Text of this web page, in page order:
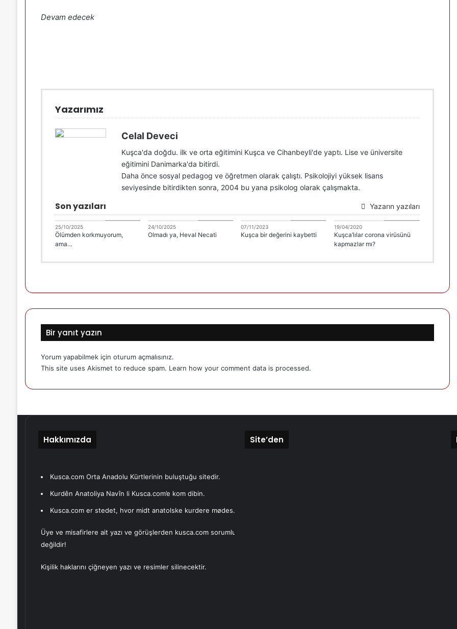
Devam edecek
Yazarımız
Celal Deveci
Kuşca'da doğdu. ilk ve orta eğitimini Kuşca ve Cihanbeyli'de yaptı. Lise ve üniversite
eğitimini Danimarka'da bitirdi.
Daha önce sosyal pedagog ve öğretmen olarak çalıştı. Psikolojiyi yüksek lisans
seviyesinde bitirdikten sonra, 2004 bu yana psikolog olarak çalışmakta.
Son yazıları Yazarın yazıları
Celal Deveci
25/10/2025
Ölümden korkmuyorum,
ama…
Celal Deveci
24/10/2025
Olmadı ya, Heval Necati
Celal Deveci
07/11/2023
Kuşca bir değerini kaybetti
Celal Deveci
19/04/2020
Kuşca’lılar corona virüsünü
kapmazlar mı?
Bir yanıt yazın
Yorum yapabilmek için oturum açmalısınız.
This site uses Akismet to reduce spam. Learn how your comment data is processed.
Hakkımızda
Kusca.com Orta Anadolu Kürtlerinin buluştuğu sitedir.
Kurdên Anatoliya Navîn li Kusca.com’e kom dibin.
Kusca.com er stedet, hvor midt anatolske kurdere mødes.
Üye ve misafirlere ait yazı ve görüşlerden kusca.com sorumlu
değildir!
Kişilik haklarını çiğneyen yazı ve resimler silinecektir.
Site’den